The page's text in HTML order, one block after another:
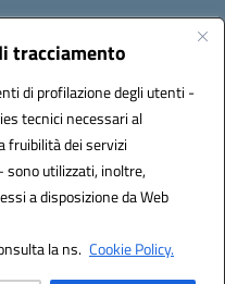
tracciamento
di profilazione degli utenti -
tecnici necessari al
fruibilità dei servizi
sono utilizzati, inoltre,
a disposizione da Web
la ns. Cookie Policy.
- 91025 Marsala
3D Solution S.r.l.
Designers Italia